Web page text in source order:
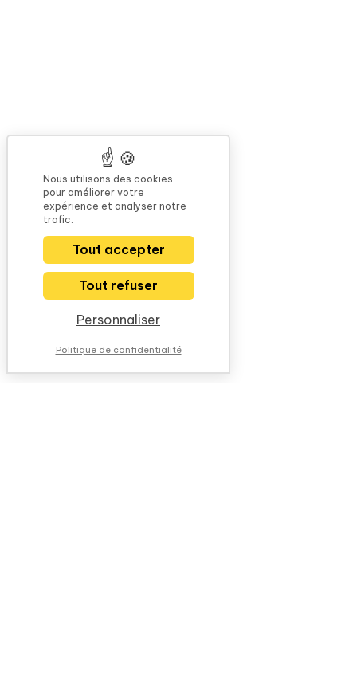
Nous utilisons des cookies
pour améliorer votre
expérience et analyser notre
trafic.
Tout accepter
Tout refuser
Personnaliser
Politique de confidentialité